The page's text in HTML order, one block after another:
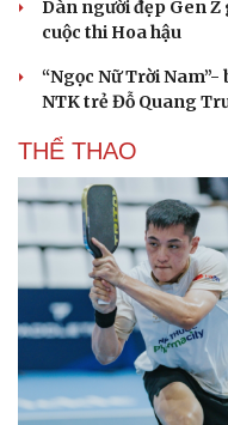
Dàn người đẹp Gen
cuộc thi Hoa hậu
“Ngọc Nữ Trời
NTK trẻ Đỗ Quang
THỂ THAO